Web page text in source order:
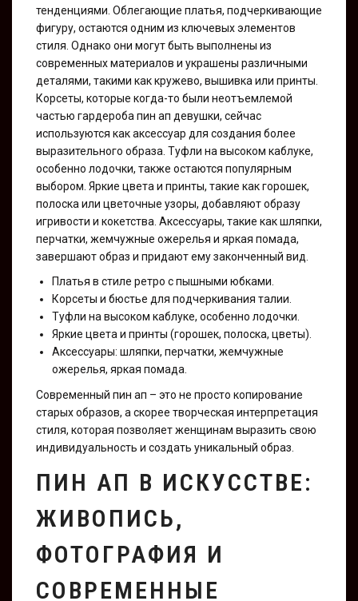
тенденциями. Облегающие платья, подчеркивающие
фигуру, остаются одним из ключевых элементов
стиля. Однако они могут быть выполнены из
современных материалов и украшены различными
деталями, такими как кружево, вышивка или принты.
Корсеты, которые когда-то были неотъемлемой
частью гардероба пин ап девушки, сейчас
используются как аксессуар для создания более
выразительного образа. Туфли на высоком каблуке,
особенно лодочки, также остаются популярным
выбором. Яркие цвета и принты, такие как горошек,
полоска или цветочные узоры, добавляют образу
игривости и кокетства. Аксессуары, такие как шляпки,
перчатки, жемчужные ожерелья и яркая помада,
завершают образ и придают ему законченный вид.
Платья в стиле ретро с пышными юбками.
Корсеты и бюстье для подчеркивания талии.
Туфли на высоком каблуке, особенно лодочки.
Яркие цвета и принты (горошек, полоска, цветы).
Аксессуары: шляпки, перчатки, жемчужные
ожерелья, яркая помада.
Современный пин ап – это не просто копирование
старых образов, а скорее творческая интерпретация
стиля, которая позволяет женщинам выразить свою
индивидуальность и создать уникальный образ.
ПИН АП В ИСКУССТВЕ:
ЖИВОПИСЬ,
ФОТОГРАФИЯ И
СОВРЕМЕННЫЕ